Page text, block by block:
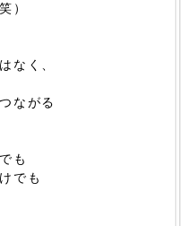
）
なく、
ながる
も
でも